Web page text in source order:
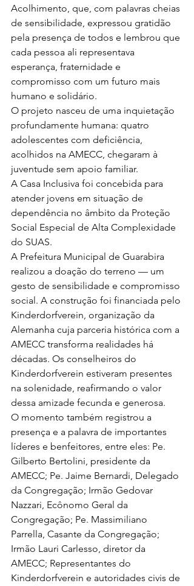
Acolhimento, que, com palavras cheias
de sensibilidade, expressou gratidão
pela presença de todos e lembrou que
cada pessoa ali representava
esperança, fraternidade e
compromisso com um futuro mais
humano e solidário.
O projeto nasceu de uma inquietação
profundamente humana: quatro
adolescentes com deficiência,
acolhidos na AMECC, chegaram à
juventude sem apoio familiar.
A Casa Inclusiva foi concebida para
atender jovens em situação de
dependência no âmbito da Proteção
Social Especial de Alta Complexidade
do SUAS.
A Prefeitura Municipal de Guarabira
realizou a doação do terreno — um
gesto de sensibilidade e compromisso
social. A construção foi financiada pelo
Kinderdorfverein, organização da
Alemanha cuja parceria histórica com a
AMECC transforma realidades há
décadas. Os conselheiros do
Kinderdorfverein estiveram presentes
na solenidade, reafirmando o valor
dessa amizade fecunda e generosa.
O momento também registrou a
presença e a palavra de importantes
líderes e benfeitores, entre eles: Pe.
Gilberto Bertolini, presidente da
AMECC; Pe. Jaime Bernardi, Delegado
da Congregação; Irmão Gedovar
Nazzari, Ecônomo Geral da
Congregação; Pe. Massimiliano
Parrella, Casante da Congregação;
Irmão Lauri Carlesso, diretor da
AMECC; Representantes do
Kinderdorfverein e autoridades civis de